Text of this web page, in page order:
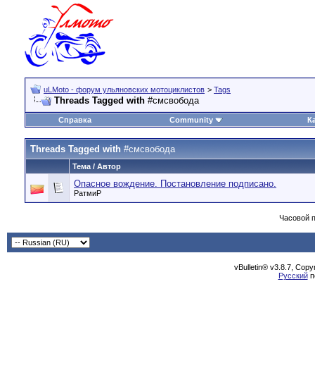
uLMoto - форум ульяновских мотоциклистов > Tags
Threads Tagged with #смсвобода
Справка Community
Threads Tagged with #смсвобода
Тема / Автор
Опасное вождение. Постановление подписано.
РатмиР
Часовой
vBulletin® v3.8.7,
Русский